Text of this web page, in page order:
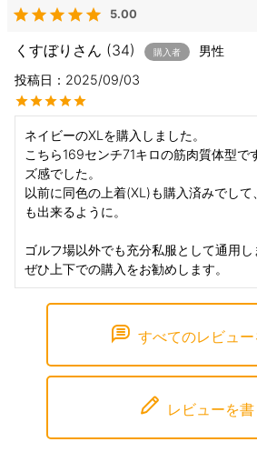
5.00
くすぼり 34 購入者
男性
投稿日
2025/09/03
ネイビーのXLを購入しました。
こちら169センチ71キロの筋肉質体型で
ズ感でした。
以前に同色の上着(XL)も購入済みでし
も出来るように。
ゴルフ場以外でも充分私服として通用し
ぜひ上下での購入をお勧めします。
すべてのレビュー
レビューを書